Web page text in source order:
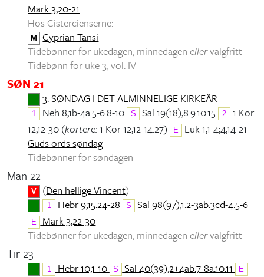
Mark 3,20-21
Hos Cistercienserne:
M
Cyprian Tansi
Tidebønner for ukedagen, minnedagen ellervalgfritt
Tidebønn for uke 3, vol. IV
SØN 21
3. SØNDAG I DET ALMINNELIGE KIRKEÅR
1 Neh 8,1b-4a.5-6.8-10 S Sal 19(18),8.9.10.15 2
1 Kor
12,12-30 (kortere:1 Kor 12,12-14.27) E
Luk 1,1-4;4,14-21
Guds ords søndag
Tidebønner for søndagen
Man 22
V (Den hellige Vincent)
1 Hebr 9,15.24-28 S Sal 98(97),1.2-3ab.3cd-4.5-6
E
Mark 3,22-30
Tidebønner for ukedagen, minnedagen ellervalgfritt
Tir 23
1 Hebr 10,1-10 S Sal 40(39),2+4ab.7-8a.10.11 E